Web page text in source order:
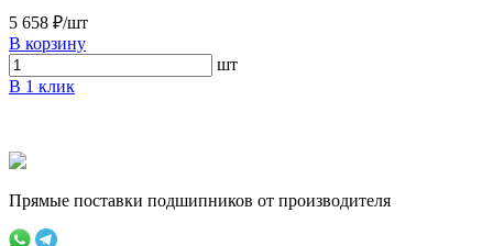
5 658 ₽/шт
В корзину
шт
В 1 клик
Прямые поставки подшипников от производителя